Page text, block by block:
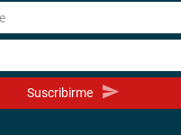
Suscribirme